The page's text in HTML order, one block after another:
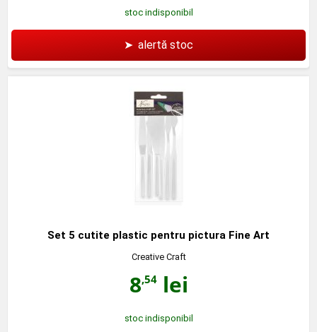
stoc indisponibil
➤ alertă stoc
Set 5 cutite plastic pentru pictura Fine Art
Creative Craft
8,54lei
stoc indisponibil